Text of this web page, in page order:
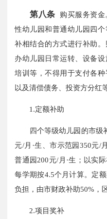
第八条 购买服务资
性幼儿园和普通幼儿园四
补相结合的方式进行补助
办幼儿园日常运转、设备
培训等，不得用于支付各
以及清偿债务、投资方分红
1.定额补助
四个等级幼儿园的市级
元/月·生、市示范园350元/
普通园200元/月·生；以实
每学期按4.5个月计算。定
负担，由市财政补助50%，
2.项目奖补